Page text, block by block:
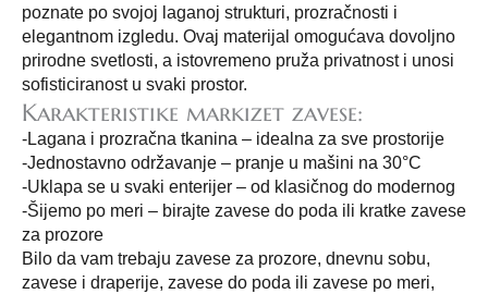
poznate po svojoj laganoj strukturi, prozračnosti i
elegantnom izgledu. Ovaj materijal omogućava dovoljno
prirodne svetlosti, a istovremeno pruža privatnost i unosi
sofisticiranost u svaki prostor.
Karakteristike markizet zavese:
-Lagana i prozračna tkanina – idealna za sve prostorije
-Jednostavno održavanje – pranje u mašini na 30°C
-Uklapa se u svaki enterijer – od klasičnog do modernog
-Šijemo po meri – birajte zavese do poda ili kratke zavese
za prozore
Bilo da vam trebaju zavese za prozore, dnevnu sobu,
zavese i draperije, zavese do poda ili zavese po meri,